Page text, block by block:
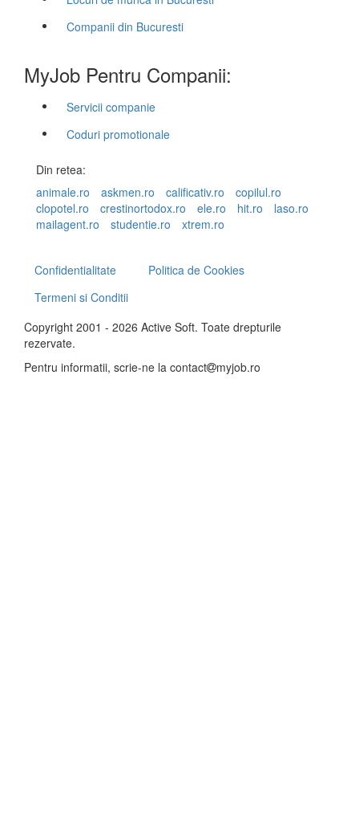
Companii din Bucuresti
MyJob Pentru Companii:
Servicii companie
Coduri promotionale
Din retea:
animale.ro
askmen.ro calificativ.ro
copilul.ro
clopotel.ro
crestinortodox.ro ele.ro hit.ro
laso.ro
mailagent.ro
studentie.ro xtrem.ro
Confidentialitate
Politica de Cookies
Termeni si Conditii
Copyright 2001 - 2026 Active Soft. Toate drepturile
rezervate.
Pentru informatii, scrie-ne la contact myjob.ro